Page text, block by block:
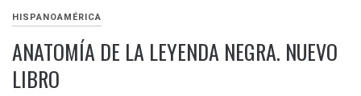
HISPANOAMÉRICA
ANATOMÍA DE LA LEYENDA NEGRA. NUEVO
LIBRO